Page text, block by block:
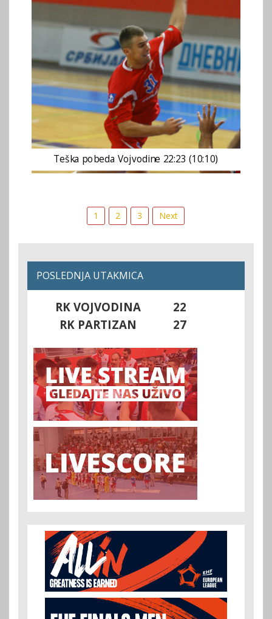
Teška pobeda Vojvodine 22:23 (10:10)
1 2 3 Next
POSLEDNJA UTAKMICA
RK VOJVODINA
22
RK PARTIZAN
27